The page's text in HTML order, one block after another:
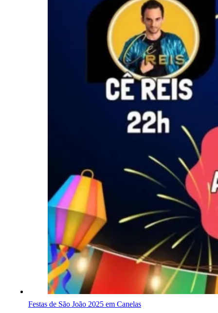
Festas de São João 2025 em Canelas